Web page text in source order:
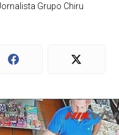
Grupo Chiru